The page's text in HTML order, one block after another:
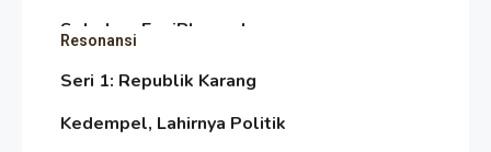
Sebelum Era iPhone dan
Smartphone
Resonansi
Seri 1: Republik Karang
Kedempel, Lahirnya Politik